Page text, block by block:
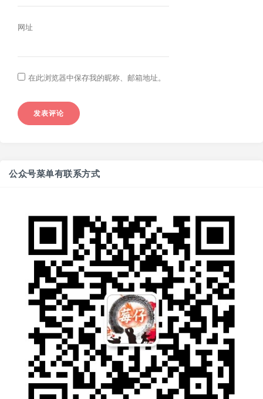
网址
在此浏览器中保存我的昵称、邮箱地址。
公众号菜单有联系方式